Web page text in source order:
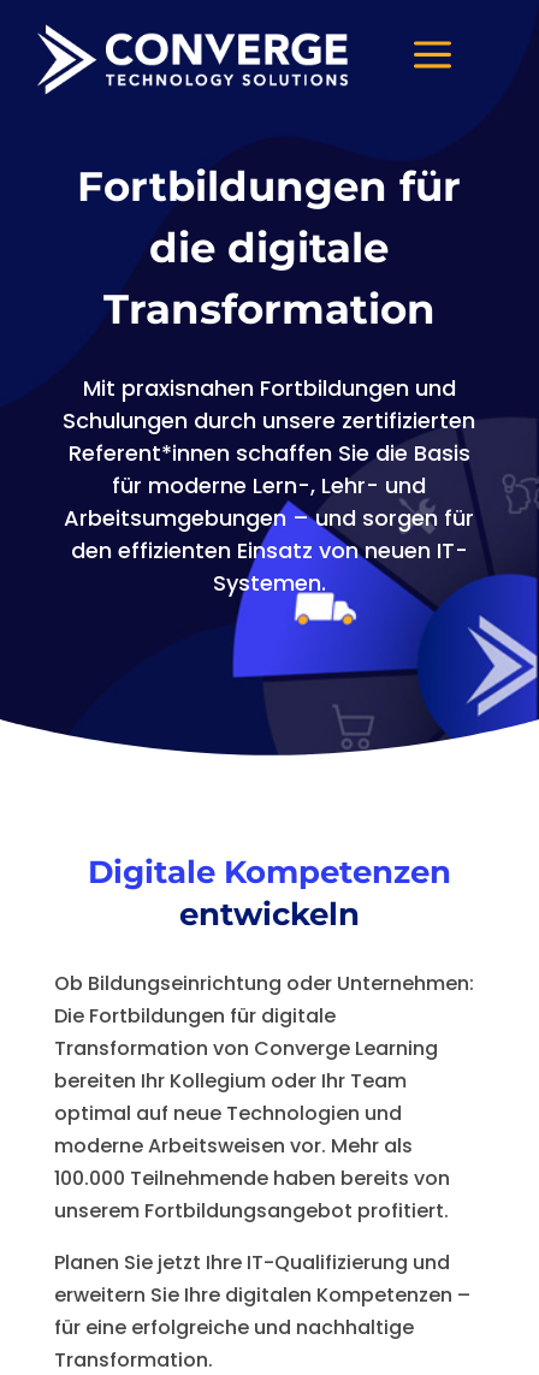
a
Fortbildungen für
die digitale
Transformation
Mit praxisnahen Fortbildungen und
Schulungen durch unsere zertifizierten
Referent*innen schaffen Sie die Basis
für moderne Lern-, Lehr- und
Arbeitsumgebungen – und sorgen für
den effizienten Einsatz von neuen IT-
Systemen.
Digitale Kompetenzen
entwickeln
Ob Bildungseinrichtung oder Unternehmen:
Die Fortbildungen für digitale
Transformation von Converge Learning
bereiten Ihr Kollegium oder Ihr Team
optimal auf neue Technologien und
moderne Arbeitsweisen vor. Mehr als
100.000 Teilnehmende haben bereits von
unserem Fortbildungsangebot profitiert.
Planen Sie jetzt Ihre IT-Qualifizierung und
erweitern Sie Ihre digitalen Kompetenzen –
für eine erfolgreiche und nachhaltige
Transformation.